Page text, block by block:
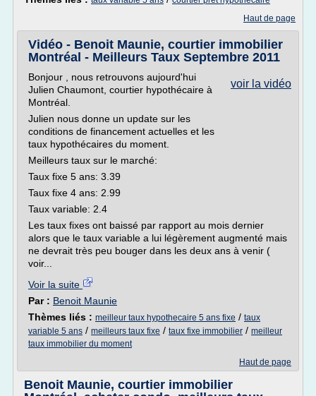
Haut de page
Vidéo - Benoit Maunie, courtier immobilier
Montréal - Meilleurs Taux Septembre 2011
voir la vidéo
Bonjour , nous retrouvons aujourd'hui
Julien Chaumont, courtier hypothécaire à
Montréal.
Julien nous donne un update sur les
conditions de financement actuelles et les
taux hypothécaires du moment.
Meilleurs taux sur le marché:
Taux fixe 5 ans: 3.39
Taux fixe 4 ans: 2.99
Taux variable: 2.4
Les taux fixes ont baissé par rapport au mois dernier
alors que le taux variable a lui légèrement augmenté mais
ne devrait très peu bouger dans les deux ans à venir (
voir...
Voir la suite
Par : Benoit Maunie
Thèmes liés : meilleur taux hypothecaire 5 ans fixe / taux
variable 5 ans / meilleurs taux fixe / taux fixe immobilier / meilleur
taux immobilier du moment
Haut de page
Benoit Maunie, courtier immobilier